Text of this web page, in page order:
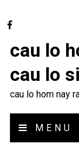
cau lo
cau lo
cau lo hom nay
MENU